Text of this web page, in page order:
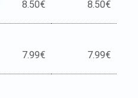
8.50€ 8.50€
7.99€ 7.99€